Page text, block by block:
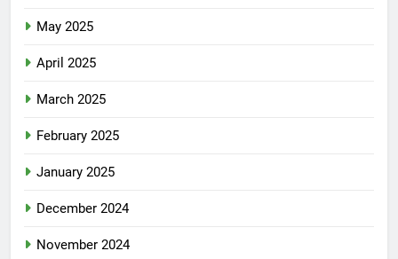
May 2025
April 2025
March 2025
February 2025
January 2025
December 2024
November 2024